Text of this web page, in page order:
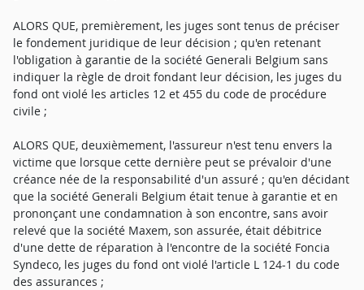
ALORS QUE, premièrement, les juges sont tenus de préciser
le fondement juridique de leur décision ; qu'en retenant
l'obligation à garantie de la société Generali Belgium sans
indiquer la règle de droit fondant leur décision, les juges du
fond ont violé les articles 12 et 455 du code de procédure
civile ;
ALORS QUE, deuxièmement, l'assureur n'est tenu envers la
victime que lorsque cette dernière peut se prévaloir d'une
créance née de la responsabilité d'un assuré ; qu'en décidant
que la société Generali Belgium était tenue à garantie et en
prononçant une condamnation à son encontre, sans avoir
relevé que la société Maxem, son assurée, était débitrice
d'une dette de réparation à l'encontre de la société Foncia
Syndeco, les juges du fond ont violé l'article L 124-1 du code
des assurances ;